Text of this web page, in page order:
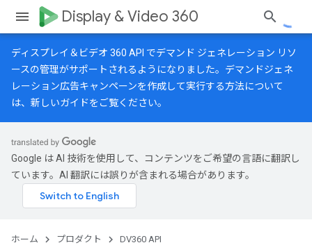
Display & Video 360
ディスプレイ＆ビデオ 360 API でデマンド ジェネレーション リソ
ースの管理がサポートされるようになりました。デマンドジェネ
レーション広告キャンペーンを作成して実行する方法について
は、 新しいガイドをご覧ください。
Google は AI 技術を使用して、コンテンツをご希望の言語に翻訳し
ています。AI 翻訳には誤りが含まれる場合があります。
ホーム プロダクト DV360 API